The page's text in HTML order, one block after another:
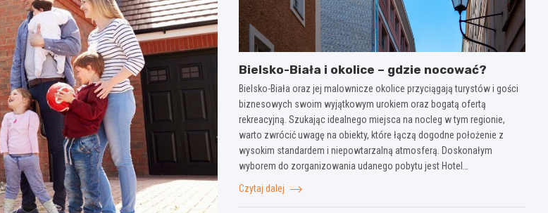
Bielsko-Biała i okolice – gdzie nocować?
Bielsko-Biała oraz jej malownicze okolice przyciągają turystów i gości
biznesowych swoim wyjątkowym urokiem oraz bogatą ofertą
rekreacyjną. Szukając idealnego miejsca na nocleg w tym regionie,
warto zwrócić uwagę na obiekty, które łączą dogodne położenie z
wysokim standardem i niepowtarzalną atmosferą. Doskonałym
wyborem do zorganizowania udanego pobytu jest Hotel…
Czytaj dalej